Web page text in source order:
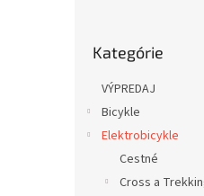
kategórie
Kategórie
VÝPREDAJ
Bicykle
Elektrobicykle
Cestné
Cross a